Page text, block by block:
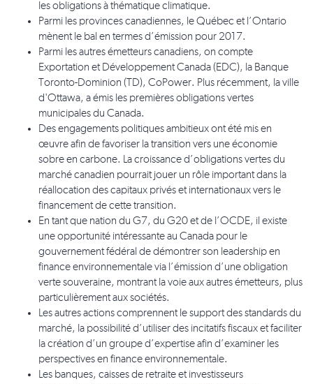
les obligations à thématique climatique.
Parmi les provinces canadiennes, le Québec et l’Ontario
mènent le bal en termes d’émission pour 2017.
Parmi les autres émetteurs canadiens, on compte
Exportation et Développement Canada (EDC), la Banque
Toronto-Dominion (TD), CoPower. Plus récemment, la ville
d'Ottawa, a émis les premières obligations vertes
municipales du Canada.
Des engagements politiques ambitieux ont été mis en
œuvre afin de favoriser la transition vers une économie
sobre en carbone. La croissance d’obligations vertes du
marché canadien pourrait jouer un rôle important dans la
réallocation des capitaux privés et internationaux vers le
financement de cette transition.
En tant que nation du G7, du G20 et de l’OCDE, il existe
une opportunité intéressante au Canada pour le
gouvernement fédéral de démontrer son leadership en
finance environnementale via l’émission d’une obligation
verte souveraine, montrant la voie aux autres émetteurs, plus
particulièrement aux sociétés.
Les autres actions comprennent le support des standards du
marché, la possibilité d’utiliser des incitatifs fiscaux et faciliter
la création d’un groupe d’expertise afin d’examiner les
perspectives en finance environnementale.
Les banques, caisses de retraite et investisseurs